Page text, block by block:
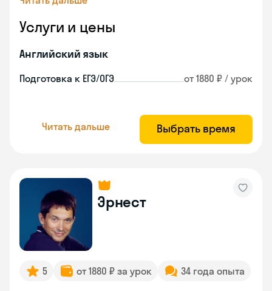
Услуги и цены
Английский язык
Подготовка к ЕГЭ/ОГЭ от 1880 ₽ / урок
Читать дальше Выбрать время
Эрнест
5 от 1880 ₽ за урок 34 года опыта